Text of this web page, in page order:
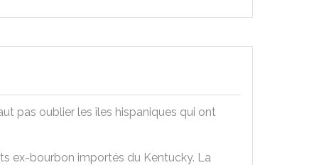
pas oublier les îles hispaniques qui ont
ex-bourbon importés du Kentucky. La